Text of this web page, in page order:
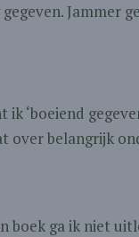
Jammer
‘boeiend
over belangrijk
boek ga ik niet